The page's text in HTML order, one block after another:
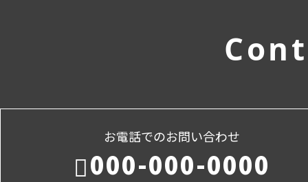
お電話でのお問い合わせ
000-000-0000